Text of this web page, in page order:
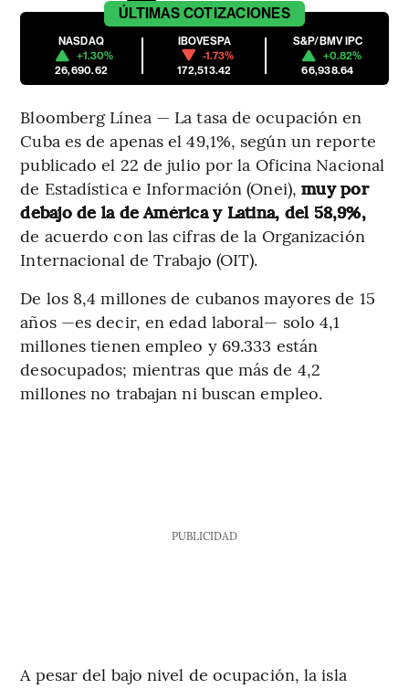
ÚLTIMAS COTIZACIONES
NASDAQ
+1.30%
26,690.62
IBOVESPA
-1.73%
172,513.42
S&P/BMV IPC
+0.82%
66,938.64
Bloomberg Línea — La tasa de ocupación en
Cuba es de apenas el 49,1%, según un reporte
publicado el 22 de julio por la Oficina Nacional
de Estadística e Información (Onei),muy por
debajo de la de América y Latina, del 58,9%,
de acuerdo con las cifras de la Organización
Internacional de Trabajo (OIT).
De los 8,4 millones de cubanos mayores de 15
años —es decir, en edad laboral— solo 4,1
millones tienen empleo y 69.333 están
desocupados; mientras que más de 4,2
millones no trabajan ni buscan empleo.
PUBLICIDAD
A pesar del bajo nivel de ocupación, la isla